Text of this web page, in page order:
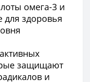
омега-3 и
для здоровья
защищают
и